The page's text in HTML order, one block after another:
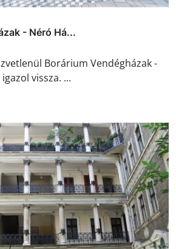
- Néró Há...
Borárium Vendégházak -
vissza. ...